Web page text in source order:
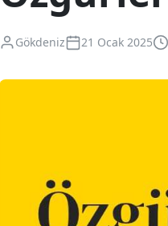
Gökdeniz 21 Ocak 2025